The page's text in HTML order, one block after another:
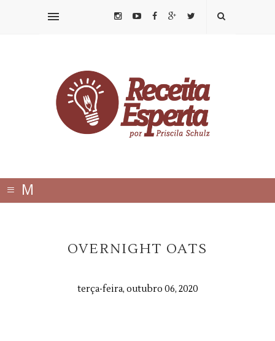
≡ M
OVERNIGHT OATS
terça-feira, outubro 06, 2020